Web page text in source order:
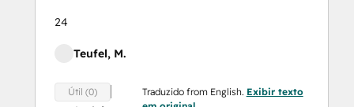
24
Teufel, M.
Útil (0) Traduzido from English. Exibir texto